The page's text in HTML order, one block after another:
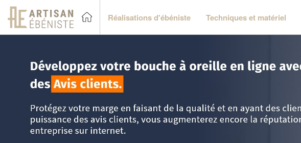
Réalisations d'ébéniste Techniques et matériel